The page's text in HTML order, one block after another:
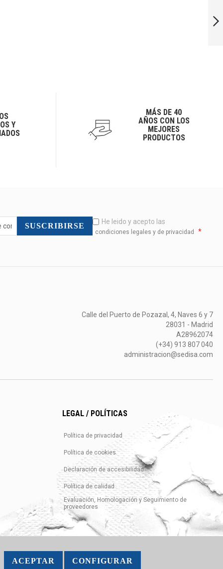
Y
MÁS DE 40
AÑOS CON LOS
MEJORES
PRODUCTOS
SUSCRIBIRSE He leido y acepto las
condiciones legales y de privacidad *
Calle del Puerto de Pozazal, 4, Naves 6 y 7
28031 - Madrid
A28962074
(+34) 913 807 040
administracion@sedisa.com
LEGAL / POLÍTICAS
Política de privacidad
Política de cookies
Declaración de accesibilidad
Política de calidad
Evaluación, Homologación y Seguimiento de
proveedores
ACEPTAR CONFIGURAR